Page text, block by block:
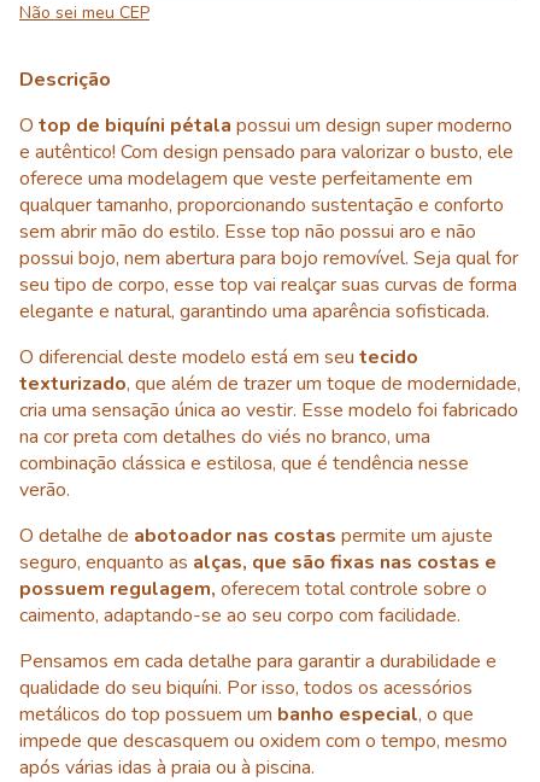
Não sei meu CEP
Descrição
O top de biquíni pétala possui um design super moderno
e autêntico! Com design pensado para valorizar o busto, ele
oferece uma modelagem que veste perfeitamente em
qualquer tamanho, proporcionando sustentação e conforto
sem abrir mão do estilo. Esse top não possui aro e não
possui bojo, nem abertura para bojo removível. Seja qual for
seu tipo de corpo, esse top vai realçar suas curvas de forma
elegante e natural, garantindo uma aparência sofisticada.
O diferencial deste modelo está em seu tecido
texturizado, que além de trazer um toque de modernidade,
cria uma sensação única ao vestir. Esse modelo foi fabricado
na cor preta com detalhes do viés no branco, uma
combinação clássica e estilosa, que é tendência nesse
verão.
O detalhe de abotoador nas costas permite um ajuste
seguro, enquanto as alças, que são fixas nas costas e
possuem regulagem, oferecem total controle sobre o
caimento, adaptando-se ao seu corpo com facilidade.
Pensamos em cada detalhe para garantir a durabilidade e
qualidade do seu biquíni. Por isso, todos os acessórios
metálicos do top possuem um banho especial, o que
impede que descasquem ou oxidem com o tempo, mesmo
após várias idas à praia ou à piscina.